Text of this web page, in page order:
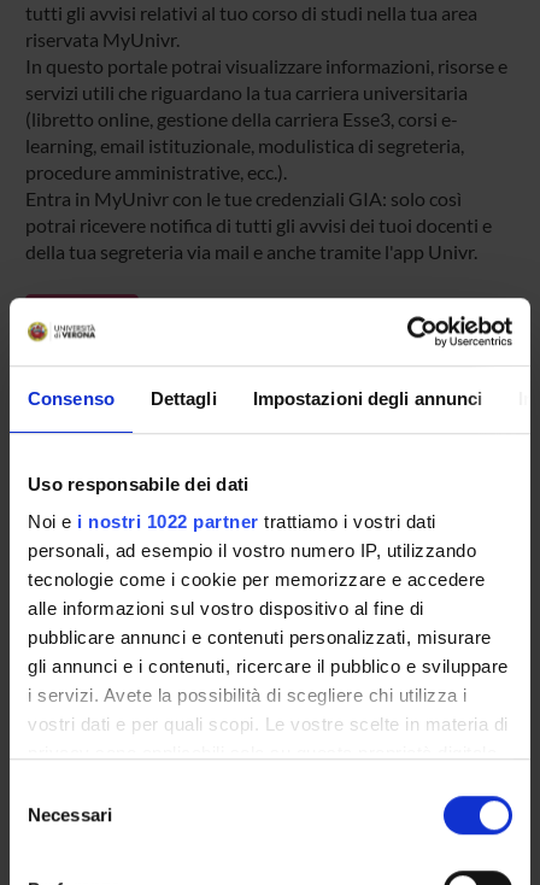
Consenso Dettagli Impostazioni degli annunci
Uso responsabile dei dati
Noi e i nostri 1022 partner trattiamo i vostri dati
personali, ad esempio il vostro numero IP, utilizzando
tecnologie come i cookie per memorizzare e accedere
alle informazioni sul vostro dispositivo al fine di
pubblicare annunci e contenuti personalizzati, misurare
gli annunci e i contenuti, ricercare il pubblico e sviluppare
i servizi. Avete la possibilità di scegliere chi utilizza i
vostri dati e per quali scopi. Le vostre scelte in materia di
modificare o revocare il proprio consenso in qualsiasi
momento dalla Dichiarazione sui cookie o facendo clic
delNecessari
tutti gli avvisi relativi al tuo corso di studi nella tua area
riservata MyUnivr.
In questo portale potrai visualizzare informazioni, risorse e
servizi utili che riguardano la tua carriera universitaria
(libretto online, gestione della carriera Esse3, corsi e-
learning, email istituzionale, modulistica di segreteria,
procedure amministrative, ecc.).
Entra in MyUnivr con le tue credenziali GIA: solo così
potrai ricevere notifica di tutti gli avvisi dei tuoi docenti e
della tua segreteria via mail e anche tramite l'app Univr.
Insegnamenti
Calendario didattico
Orario lezioni
Piani didattici
Calendario esami
Bacheca avvisi
Proposte tesi e stage
Organi collegiali e di governo
OFFERTA FORMATIVA